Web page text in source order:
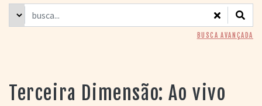
CARTAZ
> GRADE SEMANAL
> PREÇOS E
PORTAL DO
CINEMA GAÚCHO
BUSCA AVANÇADA
Terceira Dimensão: Ao vivo